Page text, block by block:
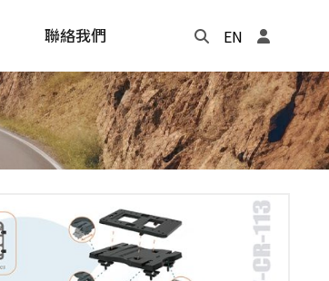
年度記事本
聯絡我們 EN